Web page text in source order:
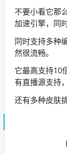
不要小看它那
加速引擎，同
同时支持多种
然很流畅。
它最高支持10
有直播源支持
还有多种皮肤